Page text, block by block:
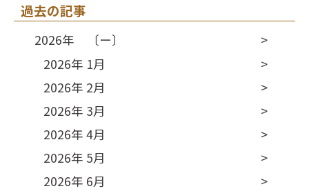
過去の記事
2026年 〔ー〕
2026年 1月
2026年 2月
2026年 3月
2026年 4月
2026年 5月
2026年 6月